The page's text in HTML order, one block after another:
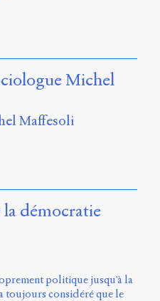
Michel
Maffesoli
la démocratie
politique jusqu'à la
toujours considéré que le